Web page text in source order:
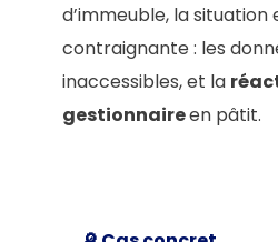
d’immeuble, la
contraignante : les
inaccessibles, et la
gestionnaireen pâtit.